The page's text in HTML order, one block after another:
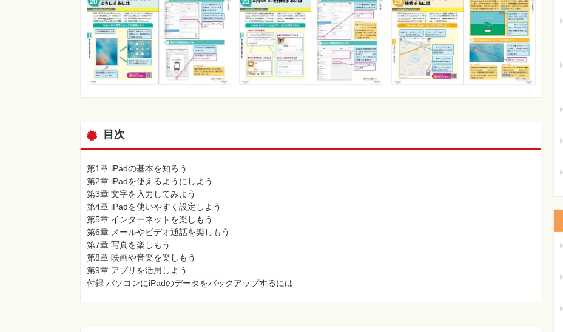
目次
第1章 iPadの基本を知ろう
第2章 iPadを使えるようにしよう
第3章 文字を入力してみよう
第4章 iPadを使いやすく設定しよう
第5章 インターネットを楽しもう
第6章 メールやビデオ通話を楽しもう
第7章 写真を楽しもう
第8章 映画や音楽を楽しもう
第9章 アプリを活用しよう
付録 パソコンにiPadのデータをバックアップするには